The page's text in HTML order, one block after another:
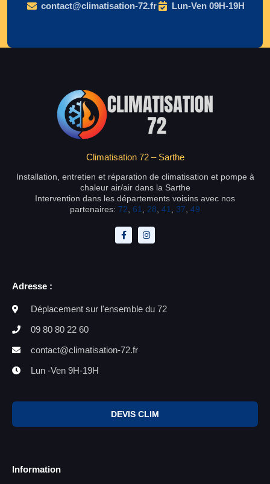
contact@climatisation-72.fr Lun-Ven 09H-19H
Climatisation 72 – Sarthe
Installation, entretien et réparation de climatisation et pompe à
chaleur air/air dans la Sarthe
Intervention dans les départements voisins avec nos
partenaires: 72 61 28 41 37 49
Adresse :
Déplacement sur l'ensemble du 72
09 80 80 22 60
contact@climatisation-72.fr
Lun -Ven 9H-19H
DEVIS CLIM
Information